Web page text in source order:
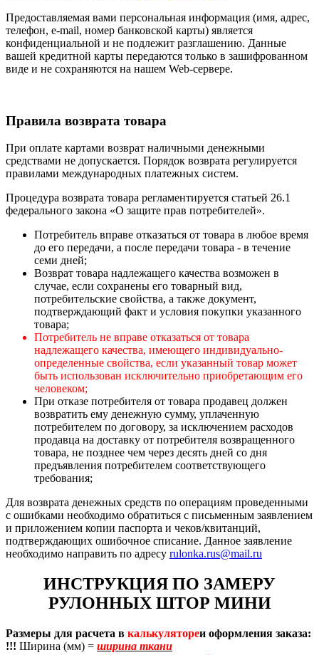
Предоставляемая вами персональная информация (имя, адрес,
телефон, e-mail, номер банковской карты) является
конфиденциальной и не подлежит разглашению. Данные
вашей кредитной карты передаются только в зашифрованном
виде и не сохраняются на нашем Web-сервере.
Правила возврата товара
При оплате картами возврат наличными денежными
средствами не допускается. Порядок возврата регулируется
правилами международных платежных систем.
Процедура возврата товара регламентируется статьей 26.1
федерального закона «О защите прав потребителей».
Потребитель вправе отказаться от товара в любое время
до его передачи, а после передачи товара - в течение
семи дней;
Возврат товара надлежащего качества возможен в
случае, если сохранены его товарный вид,
потребительские свойства, а также документ,
подтверждающий факт и условия покупки указанного
товара;
Потребитель не вправе отказаться от товара
надлежащего качества, имеющего индивидуально-
определенные свойства, если указанный товар может
быть использован исключительно приобретающим его
человеком;
При отказе потребителя от товара продавец должен
возвратить ему денежную сумму, уплаченную
потребителем по договору, за исключением расходов
продавца на доставку от потребителя возвращенного
товара, не позднее чем через десять дней со дня
предъявления потребителем соответствующего
требования;
Для возврата денежных средств по операциям проведенными
с ошибками необходимо обратиться с письменным заявлением
и приложением копии паспорта и чеков/квитанций,
подтверждающих ошибочное списание. Данное заявление
необходимо направить по адресу rulonka.rus@mail.ru
ИНСТРУКЦИЯ ПО ЗАМЕРУ
РУЛОННЫХ ШТОР МИНИ
Размеры для расчета в калькулятореи оформления заказа:
!!! Ширина (мм) = ширина ткани